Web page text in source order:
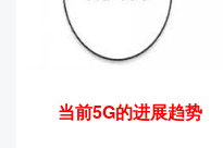
当前5G的进展趋势